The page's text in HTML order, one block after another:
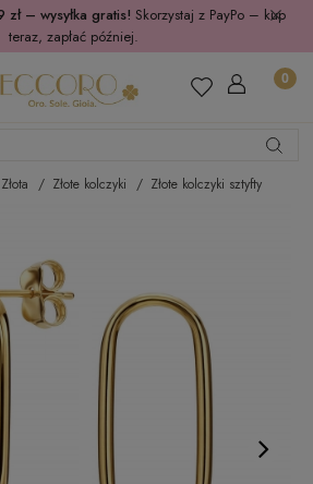
– wysyłka gratis! Skorzystaj z PayPo – kup
teraz, zapłać później.
Złote kolczyki Złote kolczyki sztyfty